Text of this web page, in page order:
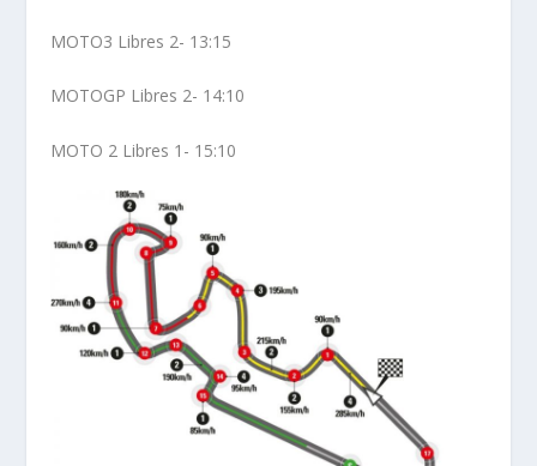
MOTO3 Libres 2- 13:15
MOTOGP Libres 2- 14:10
MOTO 2 Libres 1- 15:10